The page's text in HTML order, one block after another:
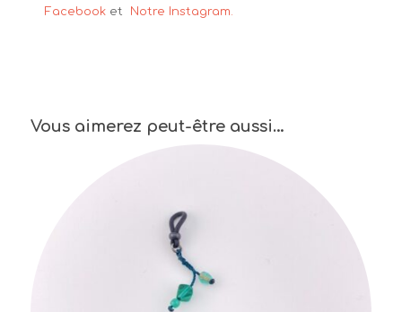
Facebooket Notre Instagram.
Vous aimerez peut-être aussi…